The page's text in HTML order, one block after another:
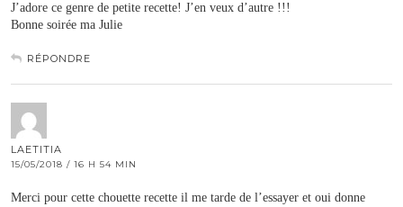
J’adore ce genre de petite recette! J’en veux d’autre !!!
Bonne soirée ma Julie
RÉPONDRE
LAETITIA
15/05/2018 / 16 H 54 MIN
Merci pour cette chouette recette il me tarde de l’essayer et oui donne